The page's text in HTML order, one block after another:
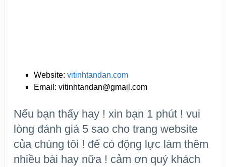
Website: vitinhtandan.com
Email: vitinhtandan@gmail.com
Nếu bạn thấy hay ! xin bạn 1 phút ! vui
lòng đánh giá 5 sao cho trang website
của chúng tôi ! để có động lực làm thêm
nhiều bài hay nữa ! cảm ơn quý khách